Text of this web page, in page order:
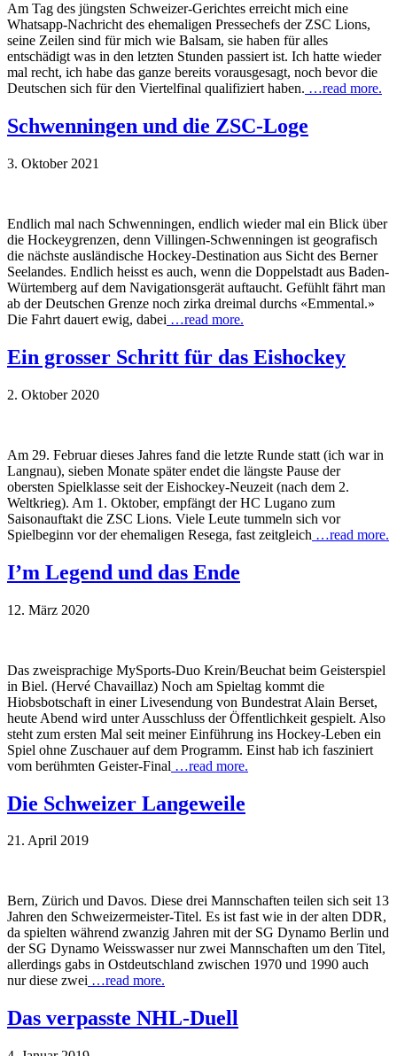
Am Tag des jüngsten Schweizer-Gerichtes erreicht mich eine
Whatsapp-Nachricht des ehemaligen Pressechefs der ZSC Lions,
seine Zeilen sind für mich wie Balsam, sie haben für alles
entschädigt was in den letzten Stunden passiert ist. Ich hatte wieder
mal recht, ich habe das ganze bereits vorausgesagt, noch bevor die
Deutschen sich für den Viertelfinal qualifiziert haben. …read more.
Schwenningen und die ZSC-Loge
3. Oktober 2021
Endlich mal nach Schwenningen, endlich wieder mal ein Blick über
die Hockeygrenzen, denn Villingen-Schwenningen ist geografisch
die nächste ausländische Hockey-Destination aus Sicht des Berner
Seelandes. Endlich heisst es auch, wenn die Doppelstadt aus Baden-
Würtemberg auf dem Navigationsgerät auftaucht. Gefühlt fährt man
ab der Deutschen Grenze noch zirka dreimal durchs «Emmental.»
Die Fahrt dauert ewig, dabei …read more.
Ein grosser Schritt für das Eishockey
2. Oktober 2020
Am 29. Februar dieses Jahres fand die letzte Runde statt (ich war in
Langnau), sieben Monate später endet die längste Pause der
obersten Spielklasse seit der Eishockey-Neuzeit (nach dem 2.
Weltkrieg). Am 1. Oktober, empfängt der HC Lugano zum
Saisonauftakt die ZSC Lions. Viele Leute tummeln sich vor
Spielbeginn vor der ehemaligen Resega, fast zeitgleich …read more.
I’m Legend und das Ende
12. März 2020
Das zweisprachige MySports-Duo Krein/Beuchat beim Geisterspiel
in Biel. (Hervé Chavaillaz) Noch am Spieltag kommt die
Hiobsbotschaft in einer Livesendung von Bundestrat Alain Berset,
heute Abend wird unter Ausschluss der Öffentlichkeit gespielt. Also
steht zum ersten Mal seit meiner Einführung ins Hockey-Leben ein
Spiel ohne Zuschauer auf dem Programm. Einst hab ich fasziniert
vom berühmten Geister-Final …read more.
Die Schweizer Langeweile
21. April 2019
Bern, Zürich und Davos. Diese drei Mannschaften teilen sich seit 13
Jahren den Schweizermeister-Titel. Es ist fast wie in der alten DDR,
da spielten während zwanzig Jahren mit der SG Dynamo Berlin und
der SG Dynamo Weisswasser nur zwei Mannschaften um den Titel,
allerdings gabs in Ostdeutschland zwischen 1970 und 1990 auch
nur diese zwei …read more.
Das verpasste NHL-Duell